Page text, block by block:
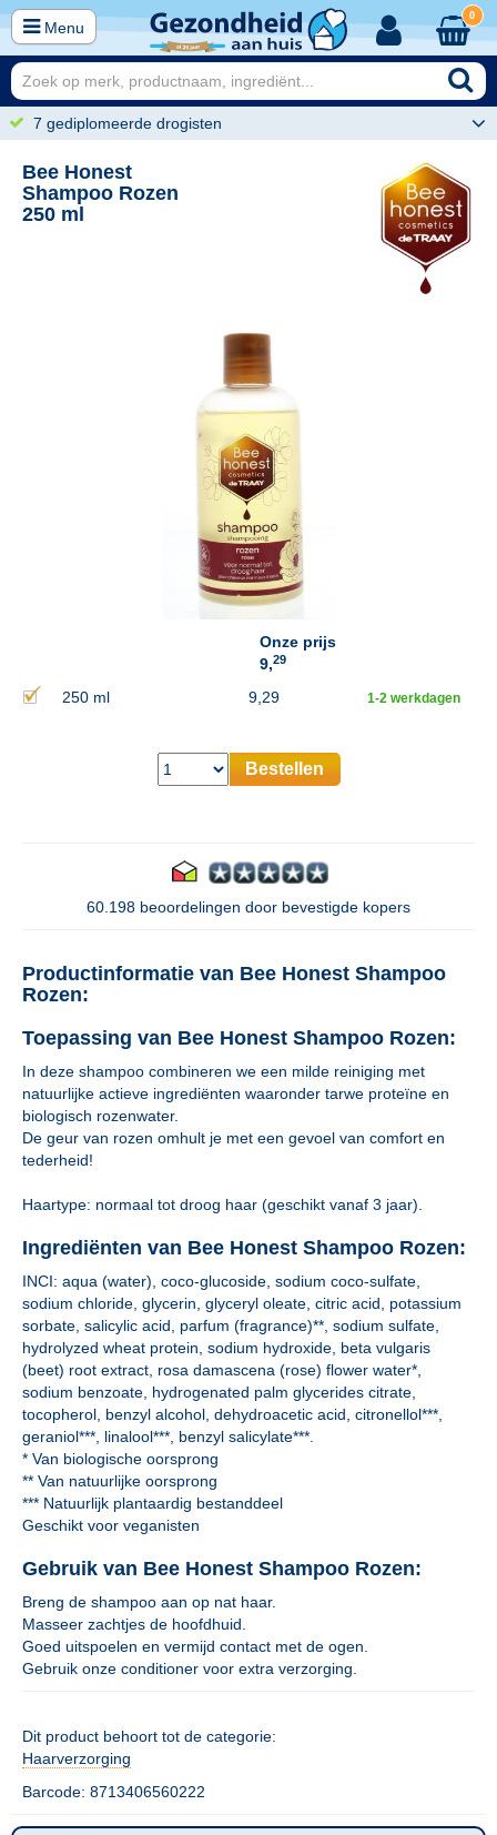
Menu
0
7 gediplomeerde drogisten
Bee Honest
Shampoo Rozen
250 ml
Onze prijs
9,29
250 ml 9,29 1-2 werkdagen
Bestellen
60.198 beoordelingen door bevestigde kopers
Productinformatie van Bee Honest Shampoo
Rozen:
Toepassing van Bee Honest Shampoo Rozen:
In deze shampoo combineren we een milde reiniging met
natuurlijke actieve ingrediënten waaronder tarwe proteïne en
biologisch rozenwater.
De geur van rozen omhult je met een gevoel van comfort en
tederheid!
Haartype: normaal tot droog haar (geschikt vanaf 3 jaar).
Ingrediënten van Bee Honest Shampoo Rozen:
INCI: aqua (water), coco-glucoside, sodium coco-sulfate,
sodium chloride, glycerin, glyceryl oleate, citric acid, potassium
sorbate, salicylic acid, parfum (fragrance)**, sodium sulfate,
hydrolyzed wheat protein, sodium hydroxide, beta vulgaris
(beet) root extract, rosa damascena (rose) flower water*,
sodium benzoate, hydrogenated palm glycerides citrate,
tocopherol, benzyl alcohol, dehydroacetic acid, citronellol***,
geraniol***, linalool***, benzyl salicylate***.
* Van biologische oorsprong
** Van natuurlijke oorsprong
*** Natuurlijk plantaardig bestanddeel
Geschikt voor veganisten
Gebruik van Bee Honest Shampoo Rozen:
Breng de shampoo aan op nat haar.
Masseer zachtjes de hoofdhuid.
Goed uitspoelen en vermijd contact met de ogen.
Gebruik onze conditioner voor extra verzorging.
Dit product behoort tot de categorie:
Haarverzorging
Barcode: 8713406560222